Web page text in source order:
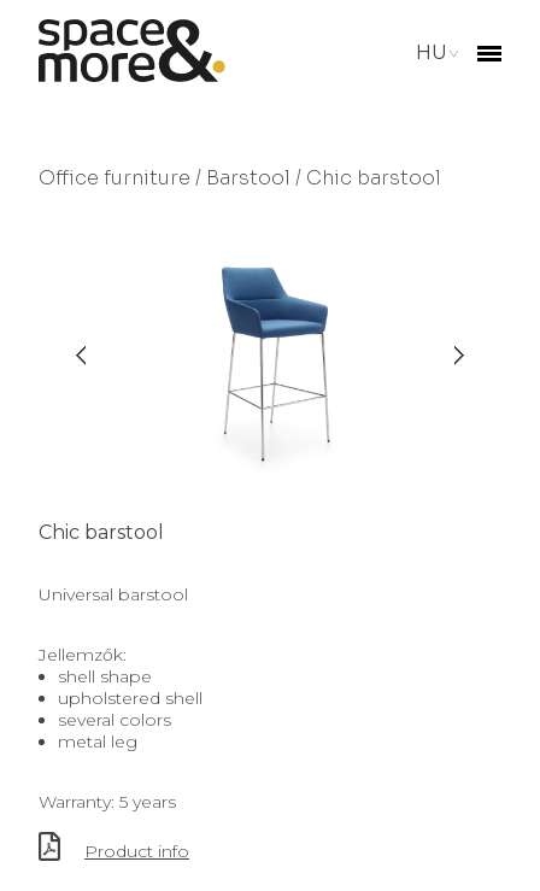
HU
Office furniture / Barstool / Chic barstool
Chic barstool
Universal barstool
Jellemzők:
shell shape
upholstered shell
several colors
metal leg
Warranty: 5 years
Product info